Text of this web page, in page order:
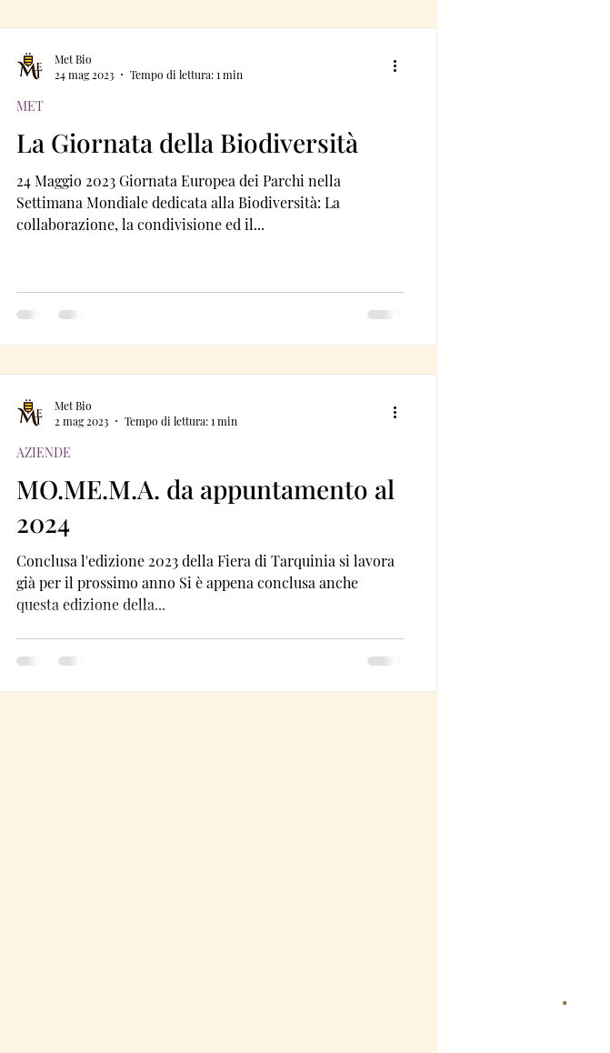
La Giornata della Biodiversità
24 Maggio 2023 Giornata Europea dei Parchi nella
Settimana Mondiale dedicata alla Biodiversità: La
collaborazione, la condivisione ed il...
MET
Met Bio
24 mag 2023
Tempo di lettura: 1 min
MO.ME.M.A. da appuntamento al
2024
Conclusa l'edizione 2023 della Fiera di Tarquinia si lavora
già per il prossimo anno Si è appena conclusa anche
questa edizione della...
AZIENDE
Met Bio
2 mag 2023
Tempo di lettura: 1 min